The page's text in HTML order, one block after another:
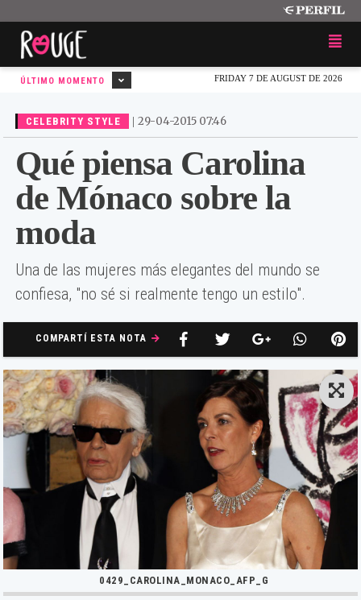
FRIDAY 7 DE AUGUST DE 2026
ÚLTIMO MOMENTO
CELEBRITY STYLE | 29-04-2015 07:46
Qué piensa Carolina
de Mónaco sobre la
moda
Una de las mujeres más elegantes del mundo se
confiesa, "no sé si realmente tengo un estilo".
COMPARTÍ ESTA NOTA
0429_CAROLINA_MONACO_AFP_G